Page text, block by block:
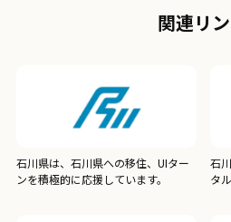
関連リ
石川県は、石川県への移住、UIター
ンを積極的に応援しています。
石
タ